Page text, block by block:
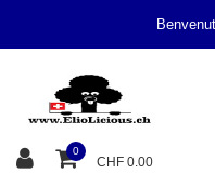
0
CHF 0.00